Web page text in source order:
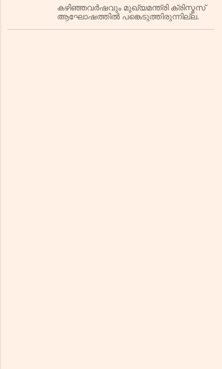
സെക്രട്ടറി മാത്രം; ബഹിഷ്‌ക്കരിച്ച്
മുഖ്യമന്ത്രിയും മന്ത്രിമാരും
കഴിഞ്ഞവര്‍ഷവും മുഖ്യമന്ത്രി ക്രിസ്മസ്
ആഘോഷത്തില്‍ പങ്കെടുത്തിരുന്നില്ല.